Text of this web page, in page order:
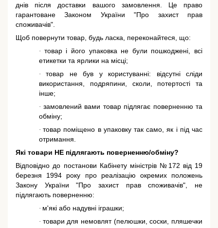
днів після доставки вашого замовлення. Це право
гарантованеЗаконом України "Про захист прав
споживачів".
Щоб повернути товар, будь ласка, переконайтеся, що:
· товар і його упаковка не були пошкоджені, всі
етикетки та ярлики на місці;
·товар не був у користуванні: відсутні сліди
використання, подряпини, сколи, потертості та
інше;
· замовлений вами товар підлягає поверненню та
обміну;
·товар поміщено в упаковку так само, як і під час
отримання.
Які товари НЕ підлягають поверненню/обміну?
Відповідно до постанови Кабінету міністрів №172 від 19
березня 1994 року про реалізацію окремих положень
Закону України "Про захист прав споживачів", не
підлягають поверненню:
· м'які або надувні іграшки;
· товари для немовлят (пелюшки, соски, пляшечки